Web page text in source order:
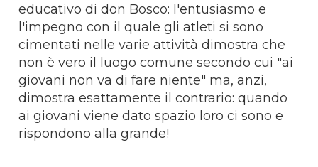
educativo di don Bosco: l'entusiasmo e
l'impegno con il quale gli atleti si sono
cimentati nelle varie attività dimostra che
non è vero il luogo comune secondo cui "ai
giovani non va di fare niente" ma, anzi,
dimostra esattamente il contrario: quando
ai giovani viene dato spazio loro ci sono e
rispondono alla grande!